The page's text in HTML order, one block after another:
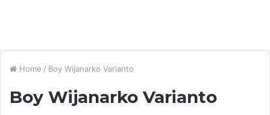
Home / Boy Wijanarko Varianto
Boy Wijanarko Varianto